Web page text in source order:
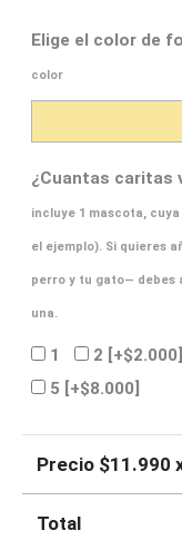
Elige el color de
color
¿Cuantas caritas
incluye 1 mascota,
el ejemplo). Si quieres
perro y tu gato— debes
una.
1 2 [+$2.000]
5 [+$8.000]
Precio $11.990
Total